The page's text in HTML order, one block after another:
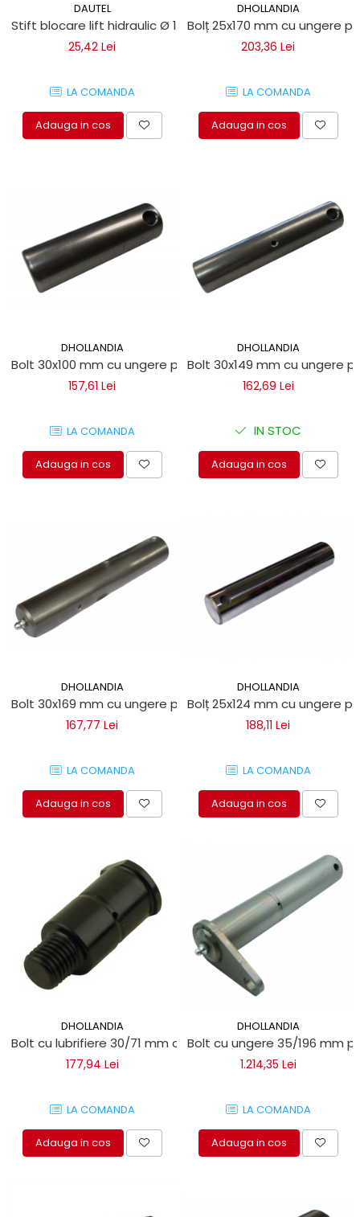
DAUTEL
Stift blocare lift hidraulic Ø 10x70
25,42 Lei
LA COMANDA
Adauga in cos
DHOLLANDIA
Bolț 25x170 mm cu ungere
203,36 Lei
LA COMANDA
Adauga in cos
DHOLLANDIA
Bolt 30x100 mm cu ungere pentru lifturi hidraulice
157,61 Lei
LA COMANDA
Adauga in cos
DHOLLANDIA
Bolt 30x149 mm cu ungere
162,69 Lei
IN STOC
Adauga in cos
DHOLLANDIA
Bolt 30x169 mm cu ungere pentru lifturi hidraulice
167,77 Lei
LA COMANDA
Adauga in cos
DHOLLANDIA
Bolț
188,11 Lei
LA COMANDA
Adauga in cos
DHOLLANDIA
Bolt cu lubrifiere 30/71 mm obloane hidraulice Dhollandia
177,94 Lei
LA COMANDA
Adauga in cos
DHOLLANDIA
Bolt cu ungere 35/196 mm
1.214,35 Lei
LA COMANDA
Adauga in cos